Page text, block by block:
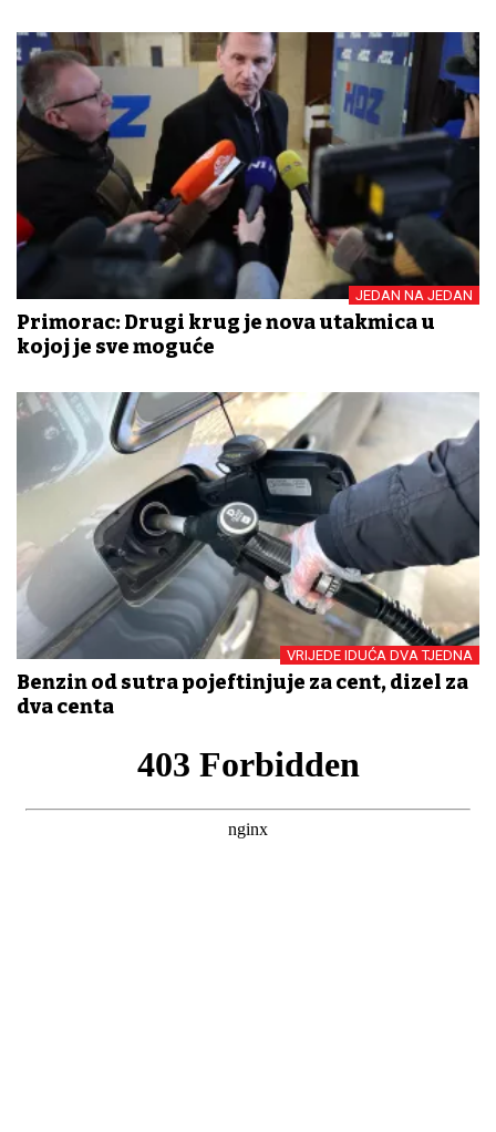
JEDAN NA JEDAN
Primorac: Drugi krug je nova utakmica u
kojoj je sve moguće
VRIJEDE IDUĆA DVA TJEDNA
Benzin od sutra pojeftinjuje za cent, dizel za
dva centa